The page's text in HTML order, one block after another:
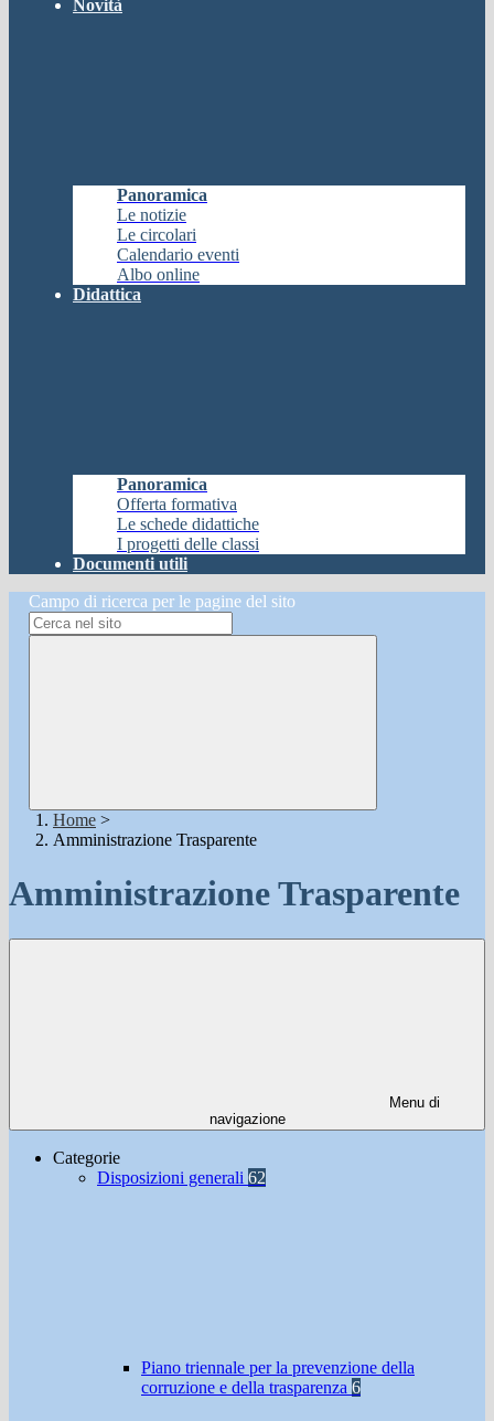
Novità
Panoramica
Le notizie
Le circolari
Calendario eventi
Albo online
Didattica
Panoramica
Offerta formativa
Le schede didattiche
I progetti delle classi
Documenti utili
Campo di ricerca per le pagine del sito
Home >
Amministrazione Trasparente
Amministrazione Trasparente
Menu di
navigazione
Categorie
Disposizioni generali 62
Piano triennale per la prevenzione della
corruzione e della trasparenza 6